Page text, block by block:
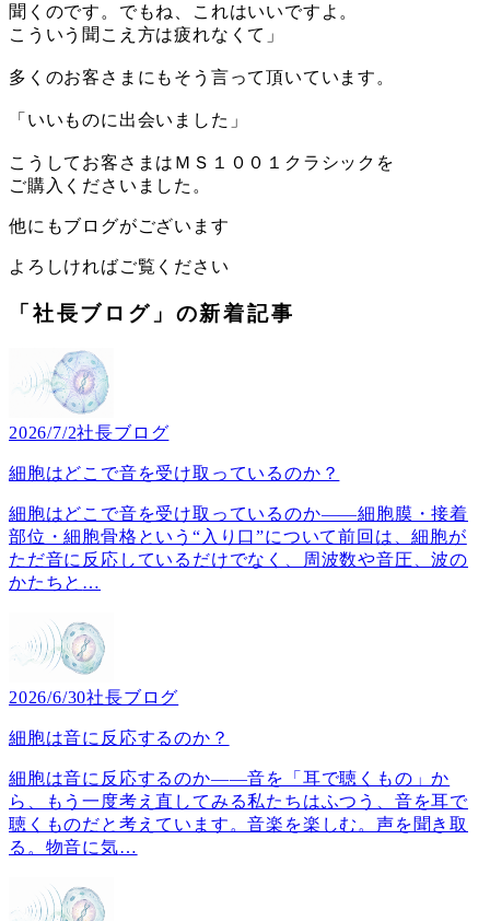
聞くのです。でもね、これはいいですよ。
こういう聞こえ方は疲れなくて」
多くのお客さまにもそう言って頂いています。
「いいものに出会いました」
こうしてお客さまはＭＳ１００１クラシックを
ご購入くださいました。
他にもブログがございます
よろしければご覧ください
「社長ブログ」の新着記事
2026/7/2社長ブログ
細胞はどこで音を受け取っているのか？
細胞はどこで音を受け取っているのか――細胞膜・接着
部位・細胞骨格という“入り口”について前回は、細胞が
ただ音に反応しているだけでなく、周波数や音圧、波の
かたちと …
2026/6/30社長ブログ
細胞は音に反応するのか？
細胞は音に反応するのか――音を「耳で聴くもの」か
ら、もう一度考え直してみる私たちはふつう、音を耳で
聴くものだと考えています。音楽を楽しむ。声を聞き取
る。物音に気…